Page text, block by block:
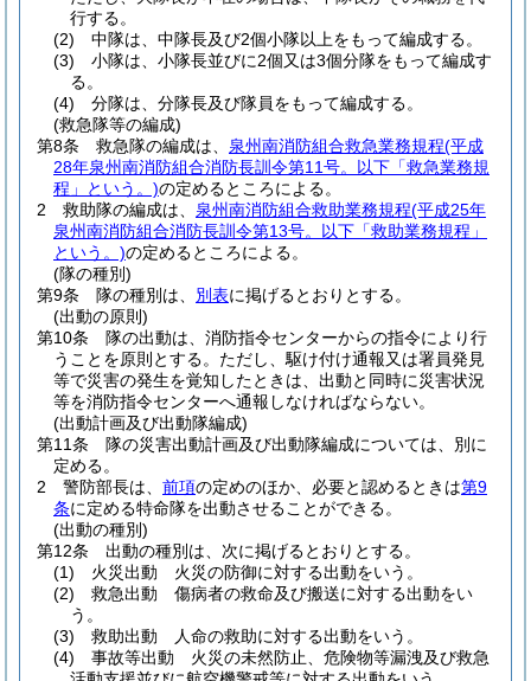
行する。
(2)
中隊は、中隊長及び2個小隊以上をもって編成する。
(3)
小隊は、小隊長並びに2個又は3個分隊をもって編成す
る。
(4)
分隊は、分隊長及び隊員をもって編成する。
(救急隊等の編成)
第8条
救急隊の編成は、 泉州南消防組合救急業務規程(平成
28年泉州南消防組合消防長訓令第11号。以下「救急業務規
程」という。)の定めるところによる。
2
救助隊の編成は、 泉州南消防組合救助業務規程(平成25年
泉州南消防組合消防長訓令第13号。以下「救助業務規程」
という。)の定めるところによる。
(隊の種別)
第9条
隊の種別は、 別表に掲げるとおりとする。
(出動の原則)
第10条
隊の出動は、消防指令センターからの指令により行
うことを原則とする。 ただし、駆け付け通報又は署員発見
等で災害の発生を覚知したときは、出動と同時に災害状況
等を消防指令センターへ通報しなければならない。
(出動計画及び出動隊編成)
第11条
隊の災害出動計画及び出動隊編成については、別に
定める。
2
警防部長は、 前項の定めのほか、必要と認めるときは第9
条に定める特命隊を出動させることができる。
(出動の種別)
第12条
出動の種別は、次に掲げるとおりとする。
(1)
火災出動 火災の防御に対する出動をいう。
(2)
救急出動 傷病者の救命及び搬送に対する出動をい
う。
(3)
救助出動 人命の救助に対する出動をいう。
(4)
事故等出動 火災の未然防止、危険物等漏洩及び救急